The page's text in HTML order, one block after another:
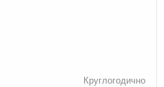
Круглогодично